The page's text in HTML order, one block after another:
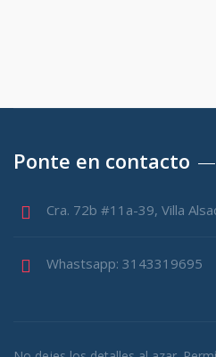
Ponte en contacto
Cra. 72b #11a-39, Villa
Whastsapp: 3143319695